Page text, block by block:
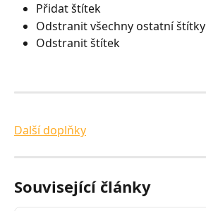
Přidat štítek
Odstranit všechny ostatní štítky
Odstranit štítek
Další doplňky
Související články